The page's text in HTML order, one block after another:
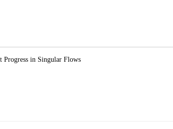
in Singular Flows